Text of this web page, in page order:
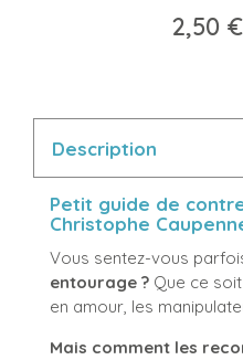
2,50 €
Description
Petit guide de
Christophe
Vous sentez-vous
entourage ? Que ce
en amour, les
Mais comment les